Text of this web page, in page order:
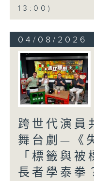
13:00)
04/08/2026
跨世代演員
舞台劇—《
「標籤與
長者學泰拳